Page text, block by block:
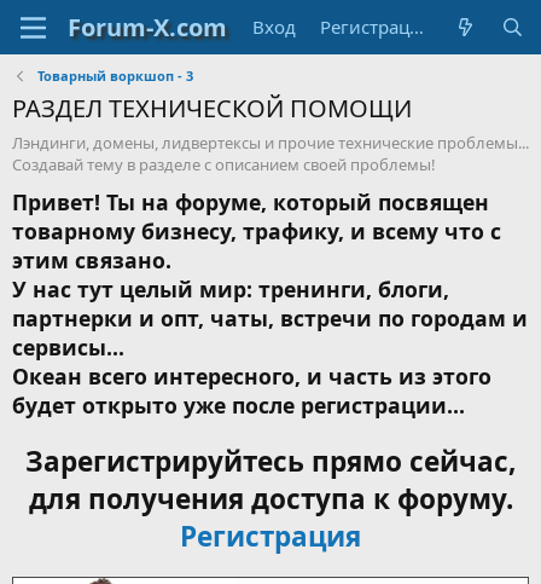
Вход Регистрация
Товарный воркшоп - 3
РАЗДЕЛ ТЕХНИЧЕСКОЙ ПОМОЩИ
Лэндинги, домены, лидвертексы и прочие технические проблемы...
Создавай тему в разделе с описанием своей проблемы!
Привет! Ты на форуме, который посвящен
товарному бизнесу, трафику, и всему что с
этим связано.
У нас тут целый мир: тренинги, блоги,
партнерки и опт, чаты, встречи по городам и
сервисы...
Океан всего интересного, и часть из этого
будет открыто уже после регистрации...
Зарегистрируйтесь прямо сейчас,
для получения доступа к форуму.
Регистрация